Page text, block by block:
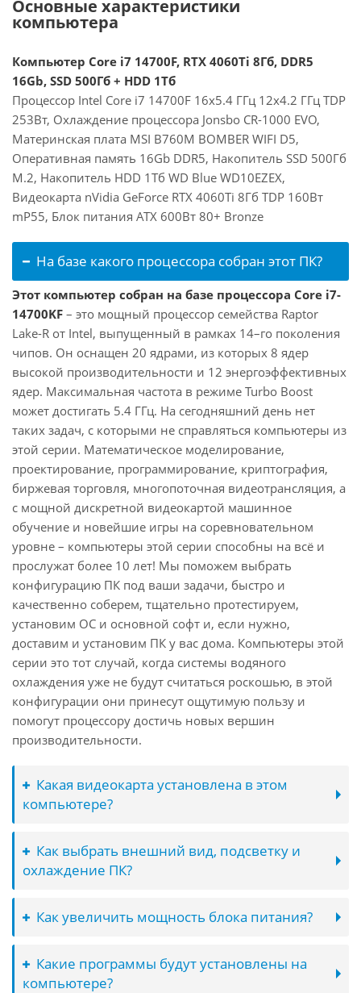
Основные характеристики
компьютера
Компьютер Core i7 14700F, RTX 4060Ti 8Гб, DDR5
16Gb, SSD 500Гб + HDD 1Тб
Процессор Intel Core i7 14700F 16x5.4 ГГц 12x4.2 ГГц TDP
253Вт, Охлаждение процессора Jonsbo CR-1000 EVO,
Материнская плата MSI B760M BOMBER WIFI D5,
Оперативная память 16Gb DDR5, Накопитель SSD 500Гб
M.2, Накопитель HDD 1Тб WD Blue WD10EZEX,
Видеокарта nVidia GeForce RTX 4060Ti 8Гб TDP 160Вт
mP55, Блок питания ATX 600Вт 80+ Bronze
На базе какого процессора собран этот ПК?
Этот компьютер собран на базе процессора Core i7-
14700KF – это мощный процессор семейства Raptor
Lake-R от Intel, выпущенный в рамках 14–го поколения
чипов. Он оснащен 20 ядрами, из которых 8 ядер
высокой производительности и 12 энергоэффективных
ядер. Максимальная частота в режиме Turbo Boost
может достигать 5.4 ГГц. На сегодняшний день нет
таких задач, с которыми не справляться компьютеры из
этой серии. Математическое моделирование,
проектирование, программирование, криптография,
биржевая торговля, многопоточная видеотрансляция, а
с мощной дискретной видеокартой машинное
обучение и новейшие игры на соревновательном
уровне – компьютеры этой серии способны на всё и
прослужат более 10 лет! Мы поможем выбрать
конфигурацию ПК под ваши задачи, быстро и
качественно соберем, тщательно протестируем,
установим ОС и основной софт и, если нужно,
доставим и установим ПК у вас дома. Компьютеры этой
серии это тот случай, когда системы водяного
охлаждения уже не будут считаться роскошью, в этой
конфигурации они принесут ощутимую пользу и
помогут процессору достичь новых вершин
производительности.
Какая видеокарта установлена в этом
компьютере?
Как выбрать внешний вид, подсветку и
охлаждение ПК?
Как увеличить мощность блока питания?
Какие программы будут установлены на
компьютере?